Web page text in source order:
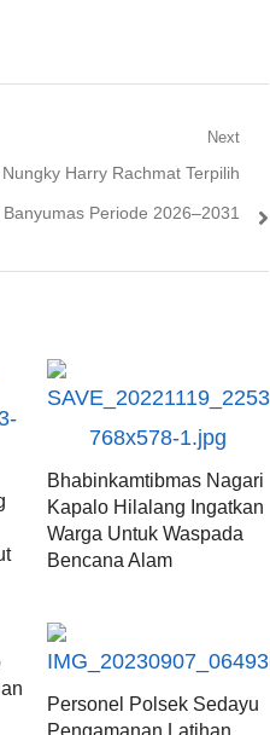
Next
Harry Rachmat Terpilih
Periode 2026–2031
Bhabinkamtibmas Nagari
Kapalo Hilalang Ingatkan
Warga Untuk Waspada
Bencana Alam
Personel Polsek Sedayu
Pengamanan Latihan